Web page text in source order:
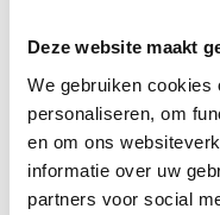
Deze website maakt
We gebruiken cookies
personaliseren, om
en om ons
informatie over uw
partners voor social
andere over een
technische
holes glowgolf,
eenSimrace-hal